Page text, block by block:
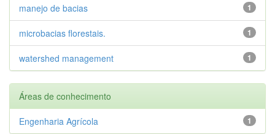
1
manejo de bacias
1
microbacias florestais.
1
watershed management
Áreas de conhecimento
1
Engenharia Agrícola